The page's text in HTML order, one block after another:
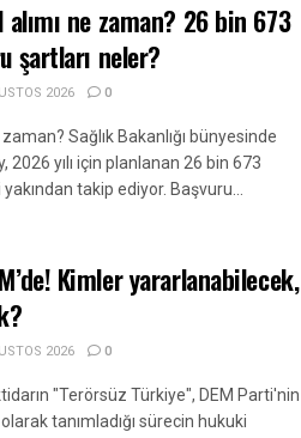
alımı ne zaman? 26 bin 673
şartları neler?
2026 0
zaman? Sağlık Bakanlığı bünyesinde
yılı için planlanan 26 bin 673
takip ediyor. Başvuru...
Kimler yararlanabilecek,
2026 0
"Terörsüz Türkiye", DEM Parti'nin
tanımladığı sürecin hukuki